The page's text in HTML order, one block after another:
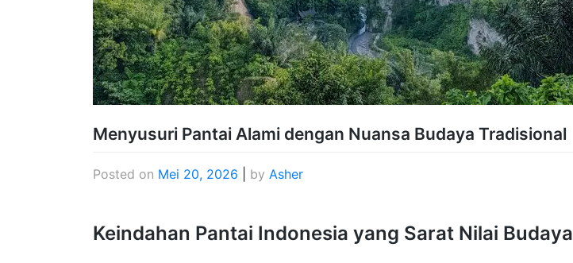
Menyusuri Pantai Alami dengan Nuansa Budaya Tradisional
Posted on Mei 20, 2026 by Asher
Keindahan Pantai Indonesia yang Sarat Nilai Budaya